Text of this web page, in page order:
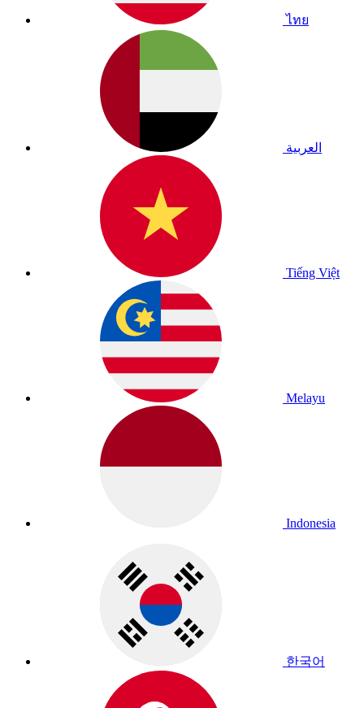
ไทย
العربية
Tiếng Việt
Melayu
Indonesia
한국어